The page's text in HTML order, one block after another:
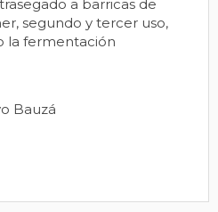
a barricas de
segundo y tercer uso,
la fermentación
Bauzá